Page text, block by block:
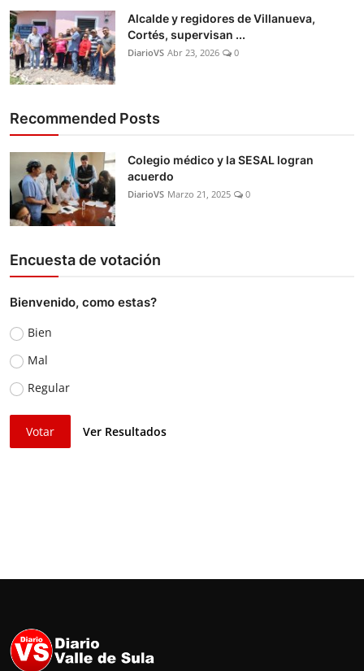
Alcalde y regidores de Villanueva,
Cortés, supervisan ...
DiarioVS Abr 23, 2026 0
Recommended Posts
Colegio médico y la SESAL logran
acuerdo
DiarioVS Marzo 21, 2025 0
Encuesta de votación
Bienvenido, como estas?
Bien
Mal
Regular
Votar Ver Resultados